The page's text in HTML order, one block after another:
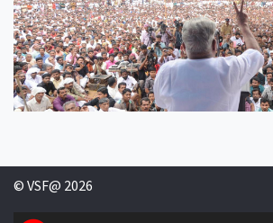
© VSF@ 2026